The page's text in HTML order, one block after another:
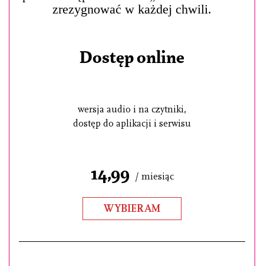
zrezygnować w każdej chwili.
Dostęp online
wersja audio i na czytniki,
dostęp do aplikacji i serwisu
14,99 / miesiąc
WYBIERAM